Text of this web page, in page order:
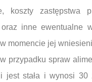
koszty zastępstwa
oraz inne ewentualne
momencie jej
przypadku spraw
jest stała i wynosi